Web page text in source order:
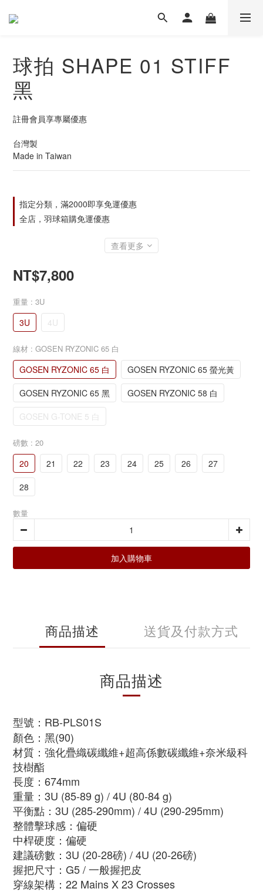
球拍 SHAPE 01 STIFF
黑
註冊會員享專屬優惠
台灣製
Made in Taiwan
指定分類，滿2000即享免運優惠
全店，羽球箱購免運優惠
查看更多
NT$7,800
重量 : 3U
3U 4U
線材 : GOSEN RYZONIC 65 白
GOSEN RYZONIC 65 白
GOSEN RYZONIC 65 螢光黃
GOSEN RYZONIC 65 黑
GOSEN RYZONIC 58 白
GOSEN G-TONE 5 白
磅數 : 20
20 21 22 23 24 25 26
27
28
數量
加入購物車
商品描述 送貨及付款方式
商品描述
型號：RB-PLS01S
顏色：黑(90)
材質：強化疊織碳纖維+超高係數碳纖維+奈米級科
技樹酯
長度：674mm
重量：3U (85-89 g) / 4U (80-84 g)
平衡點：3U (285-290mm) / 4U (290-295mm)
整體擊球感：偏硬
中桿硬度：偏硬
建議磅數：3U (20-28磅) / 4U (20-26磅)
握把尺寸：G5/ 一般握把皮
穿線架構：22 Mains X 23 Crosses